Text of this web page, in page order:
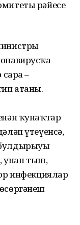
рәйесе
сара –
атаны.
ҡунаҡтар
үтеүенсә,
унан тыш,
инфекциялар